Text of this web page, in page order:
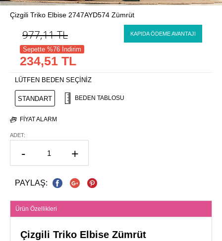
Çizgili Triko Elbise 2747AYD574 Zümrüt
977,11TL KAPIDA ÖDEME AVANTAJI
Sepette %76 İndirim
234,51 TL
LÜTFEN BEDEN SEÇİNİZ
STANDART BEDEN TABLOSU
FIYAT ALARM
ADET:
- +
PAYLAŞ:
Ürün Özellikleri
Çizgili Triko Elbise Zümrüt